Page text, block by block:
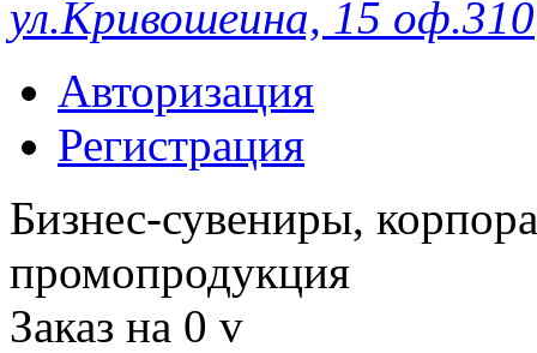
ул.Кривошеина, 15 оф.310
Авторизация
Регистрация
Бизнес-сувениры,
промопродукция
Заказ на 0 v